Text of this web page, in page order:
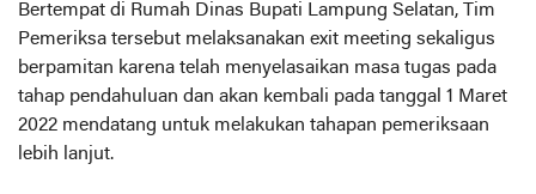
Bertempat di Rumah Dinas Bupati Lampung Selatan, Tim
Pemeriksa tersebut melaksanakan exit meeting sekaligus
berpamitan karena telah menyelasaikan masa tugas pada
tahap pendahuluan dan akan kembali pada tanggal 1 Maret
2022 mendatang untuk melakukan tahapan pemeriksaan
lebih lanjut.